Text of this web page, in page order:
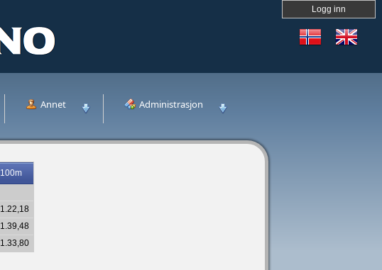
Logg inn
Annet Administrasjon
100m
1.22,18
1.39,48
1.33,80